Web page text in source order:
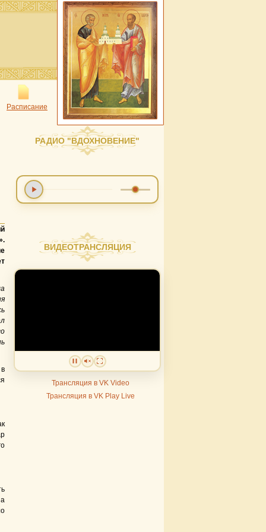
Расписание
РАДИО "ВДОХНОВЕНИЕ"
ВИДЕОТРАНСЛЯЦИЯ
Трансляция в VK Video
Трансляция в VK Play Live